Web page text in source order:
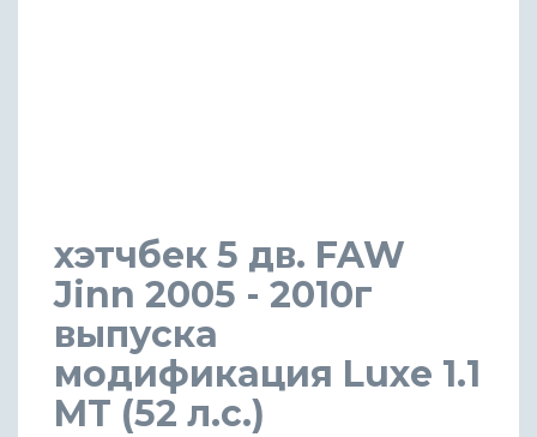
хэтчбек 5 дв. FAW
Jinn 2005 - 2010г
выпуска
модификация Luxe 1.1
MT (52 л.с.)